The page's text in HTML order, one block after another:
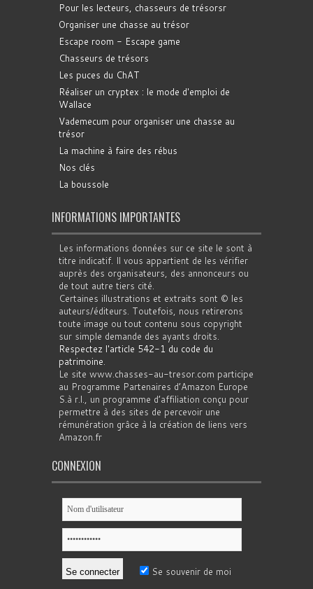
Pour les lecteurs, chasseurs de trésorsr
Organiser une chasse au trésor
Escape room - Escape game
Chasseurs de trésors
Les puces du ChAT
Réaliser un cryptex : le mode d'emploi de
Wallace
Vademecum pour organiser une chasse au
trésor
La machine à faire des rébus
Nos clés
La boussole
INFORMATIONS IMPORTANTES
Les informations données sur ce site le sont à
titre indicatif. Il vous appartient de les vérifier
auprès des organisateurs, des annonceurs ou
de tout autre tiers cité.
Certaines illustrations et extraits sont © les
auteurs/éditeurs. Toutefois, nous retirerons
toute image ou tout contenu sous copyright
sur simple demande des ayants droits.
Respectez l'article 542-1 du code du
patrimoine.
Le site www.chasses-au-tresor.com participe
au Programme Partenaires d’Amazon Europe
S.à r.l., un programme d’affiliation conçu pour
permettre à des sites de percevoir une
rémunération grâce à la création de liens vers
Amazon.fr
CONNEXION
Se souvenir de moi